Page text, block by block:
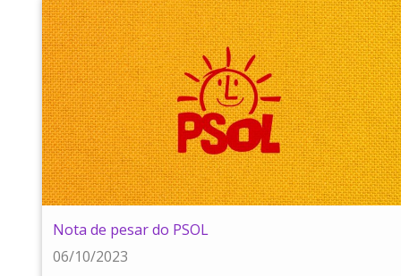
Nota de pesar do PSOL
06/10/2023